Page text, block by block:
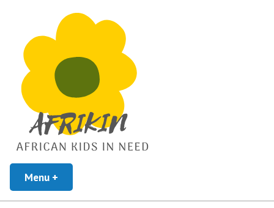
Afrikin
Menu +